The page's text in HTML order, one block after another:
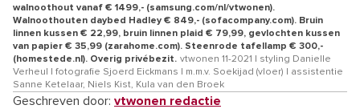
walnoothout vanaf € 1499,- (samsung.com/nl/vtwonen).
Walnoothouten daybed Hadley € 849,- (sofacompany.com). Bruin
linnen kussen € 22,99, bruin linnen plaid € 79,99, gevlochten kussen
van papier € 35,99 (zarahome.com). Steenrode tafellamp € 300,-
(homestede.nl). Overig privébezit. vtwonen 11-2021 | styling Danielle
Verheul | fotografie Sjoerd Eickmans | m.m.v. Soekijad (vloer) | assistentie
Sanne Ketelaar, Niels Kist, Kula van den Broek
Geschreven door: vtwonen redactie